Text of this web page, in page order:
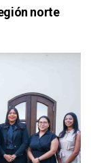
norte